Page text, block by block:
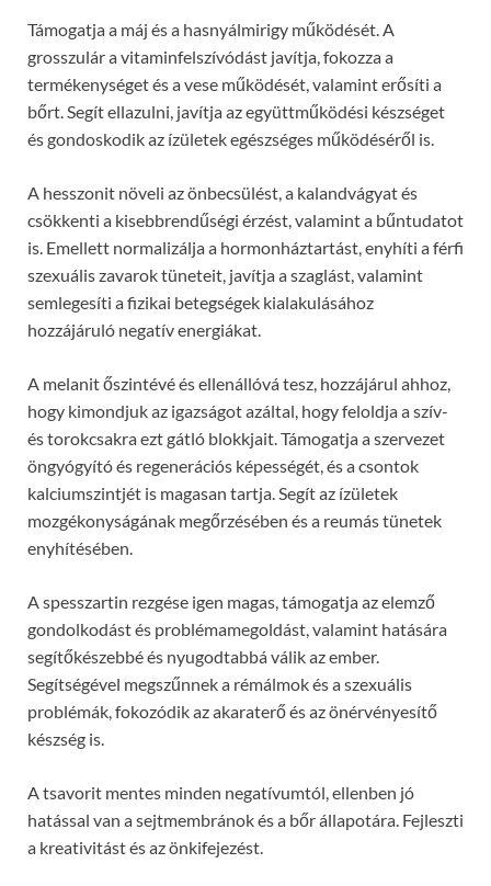
Támogatja a máj és a hasnyálmirigy működését. A
grosszulár a vitaminfelszívódást javítja, fokozza a
termékenységet és a vese működését, valamint erősíti a
bőrt. Segít ellazulni, javítja az együttműködési készséget
és gondoskodik az ízületek egészséges működéséről is.
A hesszonit növeli az önbecsülést, a kalandvágyat és
csökkenti a kisebbrendűségi érzést, valamint a bűntudatot
is. Emellett normalizálja a hormonháztartást, enyhíti a férfi
szexuális zavarok tüneteit, javítja a szaglást, valamint
semlegesíti a fizikai betegségek kialakulásához
hozzájáruló negatív energiákat.
A melanit őszintévé és ellenállóvá tesz, hozzájárul ahhoz,
hogy kimondjuk az igazságot azáltal, hogy feloldja a szív-
és torokcsakra ezt gátló blokkjait. Támogatja a szervezet
öngyógyító és regenerációs képességét, és a csontok
kalciumszintjét is magasan tartja. Segít az ízületek
mozgékonyságának megőrzésében és a reumás tünetek
enyhítésében.
A spesszartin rezgése igen magas, támogatja az elemző
gondolkodást és problémamegoldást, valamint hatására
segítőkészebbé és nyugodtabbá válik az ember.
Segítségével megszűnnek a rémálmok és a szexuális
problémák, fokozódik az akaraterő és az önérvényesítő
készség is.
A tsavorit mentes minden negatívumtól, ellenben jó
hatással van a sejtmembránok és a bőr állapotára. Fejleszti
a kreativitást és az önkifejezést.